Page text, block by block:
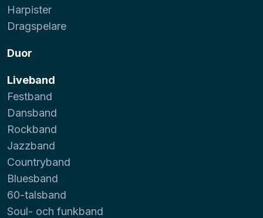
Harpister
Dragspelare
Duor
Liveband
Festband
Dansband
Rockband
Jazzband
Countryband
Bluesband
60-talsband
Soul- och funkband